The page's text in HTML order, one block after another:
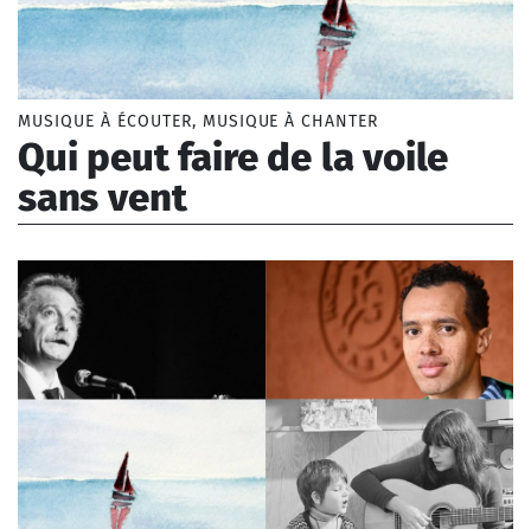
MUSIQUE À ÉCOUTER, MUSIQUE À CHANTER
Qui peut faire de la voile
sans vent